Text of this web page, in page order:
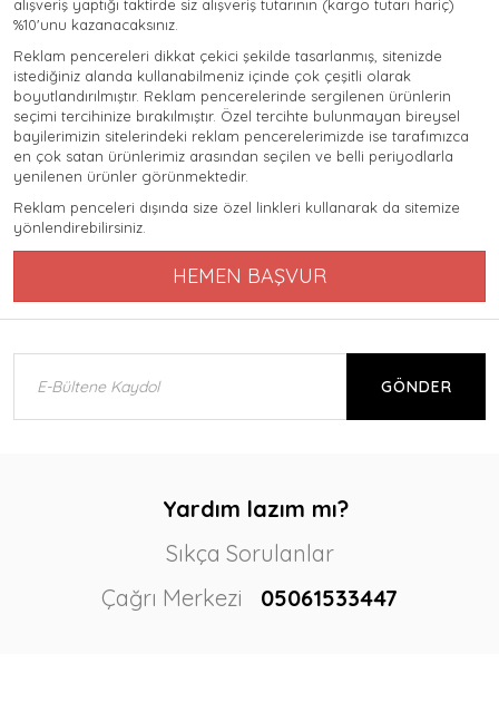
alışveriş yaptığı taktirde siz alışveriş tutarının (kargo tutarı hariç)
%10'unu kazanacaksınız.
Reklam pencereleri dikkat çekici şekilde tasarlanmış, sitenizde
istediğiniz alanda kullanabilmeniz içinde çok çeşitli olarak
boyutlandırılmıştır. Reklam pencerelerinde sergilenen ürünlerin
seçimi tercihinize bırakılmıştır. Özel tercihte bulunmayan bireysel
bayilerimizin sitelerindeki reklam pencerelerimizde ise tarafımızca
en çok satan ürünlerimiz arasından seçilen ve belli periyodlarla
yenilenen ürünler görünmektedir.
Reklam penceleri dışında size özel linkleri kullanarak da sitemize
yönlendirebilirsiniz.
HEMEN BAŞVUR
GÖNDER
Yardım lazım mı?
Sıkça Sorulanlar
Çağrı Merkezi
05061533447